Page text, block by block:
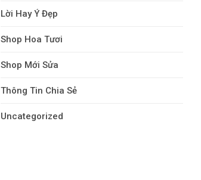
Lời Hay Ý Đẹp
Shop Hoa Tươi
Shop Mới Sửa
Thông Tin Chia Sẻ
Uncategorized